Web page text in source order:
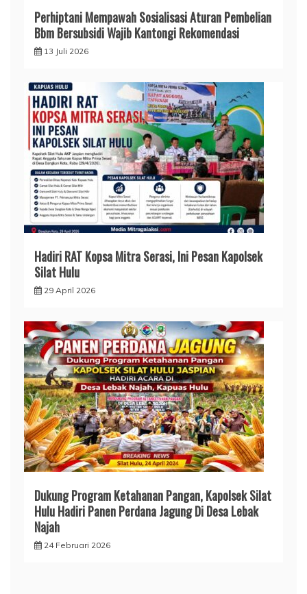
Perhiptani Mempawah Sosialisasi Aturan Pembelian
Bbm Bersubsidi Wajib Kantongi Rekomendasi
13 Juli 2026
Hadiri RAT Kopsa Mitra Serasi, Ini Pesan Kapolsek
Silat Hulu
29 April 2026
Dukung Program Ketahanan Pangan, Kapolsek Silat
Hulu Hadiri Panen Perdana Jagung Di Desa Lebak
Najah
24 Februari 2026